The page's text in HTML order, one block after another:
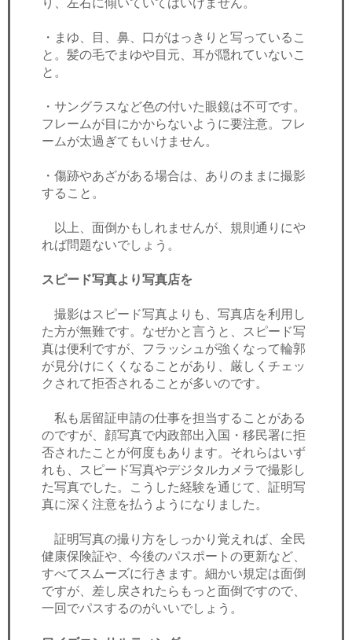
・まゆ、目、鼻、口がはっきりと写っているこ
と。髪の毛でまゆや目元、耳が隠れていないこ
と。
・サングラスなど色の付いた眼鏡は不可です。
フレームが目にかからないように要注意。フレ
ームが太過ぎてもいけません。
・傷跡やあざがある場合は、ありのままに撮影
すること。
以上、面倒かもしれませんが、規則通りにや
れば問題ないでしょう。
スピード写真より写真店を
撮影はスピード写真よりも、写真店を利用し
た方が無難です。なぜかと言うと、スピード写
真は便利ですが、フラッシュが強くなって輪郭
が見分けにくくなることがあり、厳しくチェッ
クされて拒否されることが多いのです。
私も居留証申請の仕事を担当することがある
のですが、顔写真で内政部出入国・移民署に拒
否されたことが何度もあります。それらはいず
れも、スピード写真やデジタルカメラで撮影し
た写真でした。こうした経験を通じて、証明写
真に深く注意を払うようになりました。
証明写真の撮り方をしっかり覚えれば、全民
健康保険証や、今後のパスポートの更新など、
すべてスムーズに行きます。細かい規定は面倒
ですが、差し戻されたらもっと面倒ですので、
一回でパスするのがいいでしょう。